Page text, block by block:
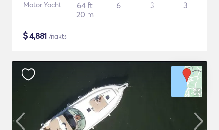
Motor Yacht
64 ft
20 m
6 3 3
$4,881 /nakts